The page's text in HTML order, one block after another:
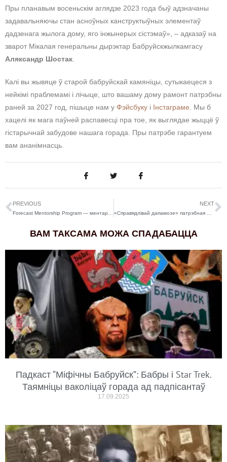
Пры планавым восеньскім аглядзе 2023 года быў адзначаны
задавальняючы стан асноўных канструктыўных элементаў
дадзенага жылога дому, яго інжынерых сістэмаў», – адказаў на
зварот Мікалая генеральны дырэктар Бабруйскжылкамгасу
Аляксандр Шостак
Калі вы жывяце ў старой бабруйскай камяніцы, сутыкаецеся з
нейкімі праблемамі і лічыце, што вашаму дому рамонт патрэбны
раней за 2027 год, пішыце нам у Фэйсбуку і Інстаграме . Мы б
хацелі як мага паўней распавесці пра тое, як выглядае жыццё ў
гістарычнай забудове нашага горада. Пры патрэбе гарантуем
вам ананімнасць.
PREVIOUS NEXT
ВАМ ТАКСАМА МОЖА СПАДАБАЦЦА
Падкаст “Міфічны Бабруйск”: Бабры і Star Trek.
Таямніцы ваколіцаў горада ад падпісантаў
17.09.2025